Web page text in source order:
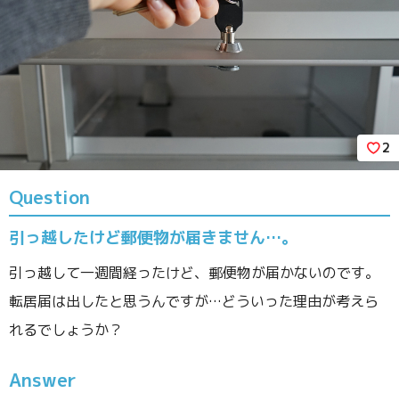
2
引っ越したけど郵便物が届きません…。
Question
引っ越して一週間経ったけど、郵便物が届かないのです。
転居届は出したと思うんですが…どういった理由が考えら
れるでしょうか？
Answer